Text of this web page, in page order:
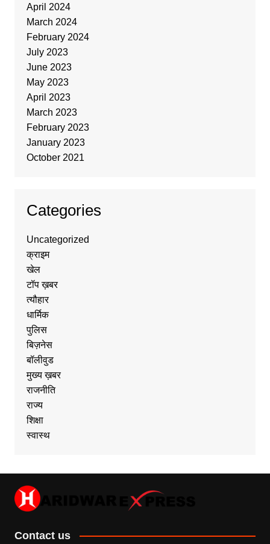
April 2024
March 2024
February 2024
July 2023
June 2023
May 2023
April 2023
March 2023
February 2023
January 2023
October 2021
Categories
Uncategorized
क्राइम
खेल
टॉप ख़बर
त्यौहार
धार्मिक
पुलिस
बिज़नेस
बॉलीवुड
मुख्य ख़बर
राजनीति
राज्य
शिक्षा
स्वास्थ
Contact us